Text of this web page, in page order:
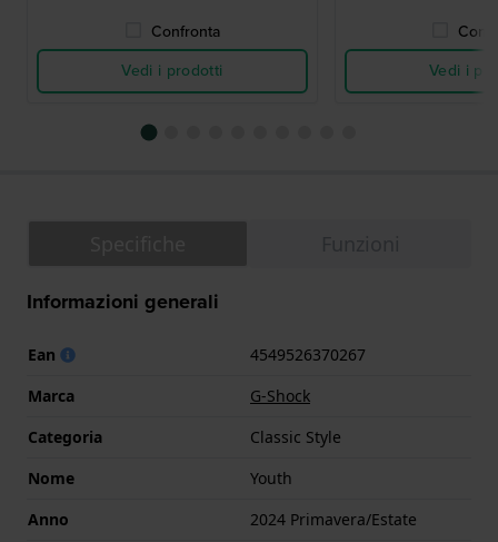
Confronta
Vedi i prodotti
Vedi i
Informazioni generali
Ean
4549526370267
Marca
G-Shock
Categoria
Classic Style
Nome
Youth
Anno
2024 Primavera/Estate